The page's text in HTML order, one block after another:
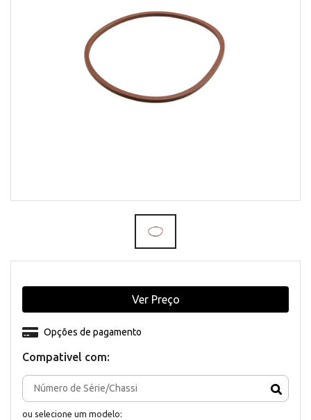
Compativel com:
ou selecione um modelo:
Opções de pagamento
Ver Preço